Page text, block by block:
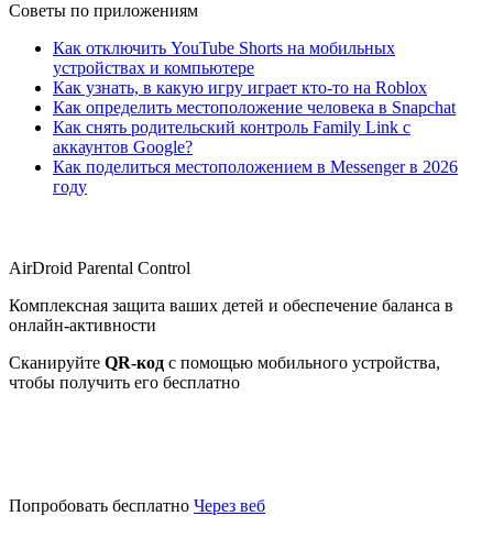
Советы по приложениям
Как отключить YouTube Shorts на мобильных
устройствах и компьютере
Как узнать, в какую игру играет кто-то на Roblox
Как определить местоположение человека в Snapchat
Как снять родительский контроль Family Link с
аккаунтов Google?
Как поделиться местоположением в Messenger в 2026
году
AirDroid Parental Control
Комплексная защита ваших детей и обеспечение баланса в
онлайн-активности
Сканируйте QR-код с помощью мобильного устройства,
чтобы получить его бесплатно
Попробовать бесплатно Через веб